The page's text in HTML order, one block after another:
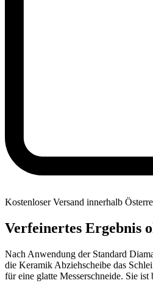
Kostenloser Versand innerhalb
Verfeinertes Ergebnis
Nach Anwendung der Standard
die Keramik Abziehscheibe das
für eine glatte Messerschneide. Sie